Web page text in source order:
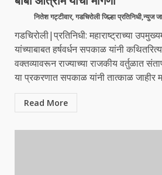
नितेश गट्टीवार, गडचिरोली जिल्हा प्रतिनिधी,न्युज
गडचिरोली|प्रतिनिधी: महाराष्ट्राच्या
यांच्याबाबत हर्षवर्धन सपकाळ यांनी
वक्तव्यावरून राज्याच्या राजकीय वर्तुळात
या प्रकरणात सपकाळ यांनी तात्काळ जाहीर
Read More